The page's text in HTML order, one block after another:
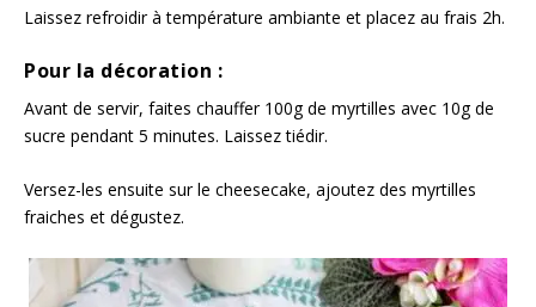
Laissez refroidir à température ambiante et placez au frais 2h.
Pour la décoration :
Avant de servir, faites chauffer 100g de myrtilles avec 10g de
sucre pendant 5 minutes. Laissez tiédir.
Versez-les ensuite sur le cheesecake, ajoutez des myrtilles
fraiches et dégustez.